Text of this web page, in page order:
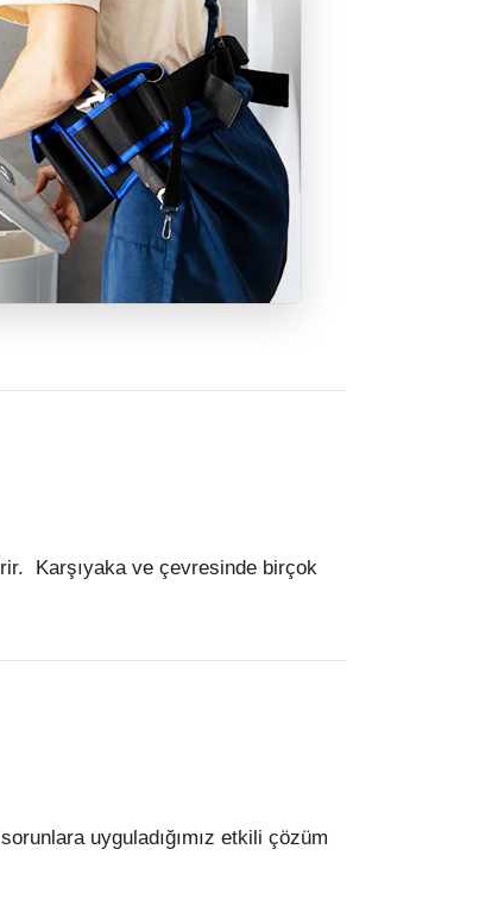
Karşıyaka ve çevresinde birçok
uyguladığımız etkili çözüm